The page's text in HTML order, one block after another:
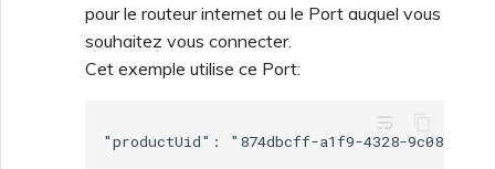
pour le routeur internet ou le Port auquel vous
souhaitez vous connecter.
Cet exemple utilise ce Port:
wrap_text